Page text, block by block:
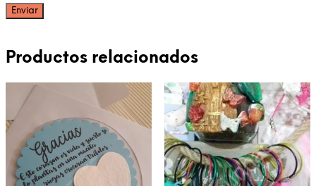
Productos relacionados